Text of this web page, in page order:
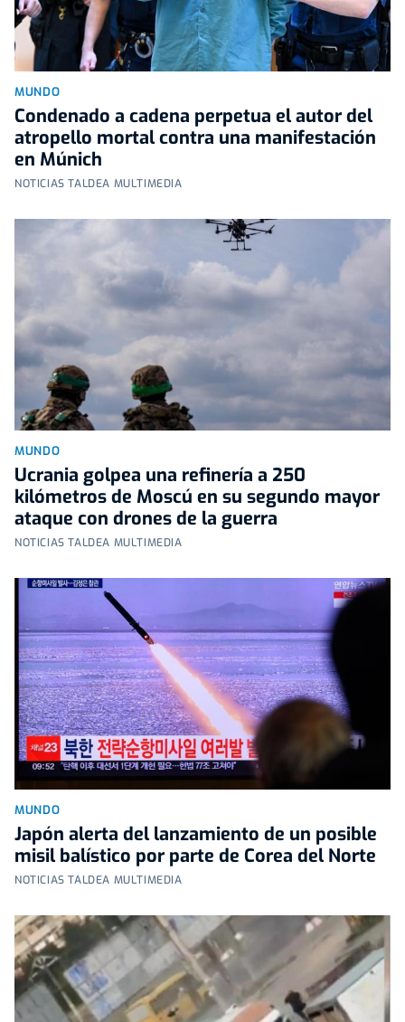
MUNDO
Condenado a cadena perpetua el autor del
atropello mortal contra una manifestación
en Múnich
NOTICIAS TALDEA MULTIMEDIA
MUNDO
Ucrania golpea una refinería a 250
kilómetros de Moscú en su segundo mayor
ataque con drones de la guerra
NOTICIAS TALDEA MULTIMEDIA
MUNDO
Japón alerta del lanzamiento de un posible
misil balístico por parte de Corea del Norte
NOTICIAS TALDEA MULTIMEDIA